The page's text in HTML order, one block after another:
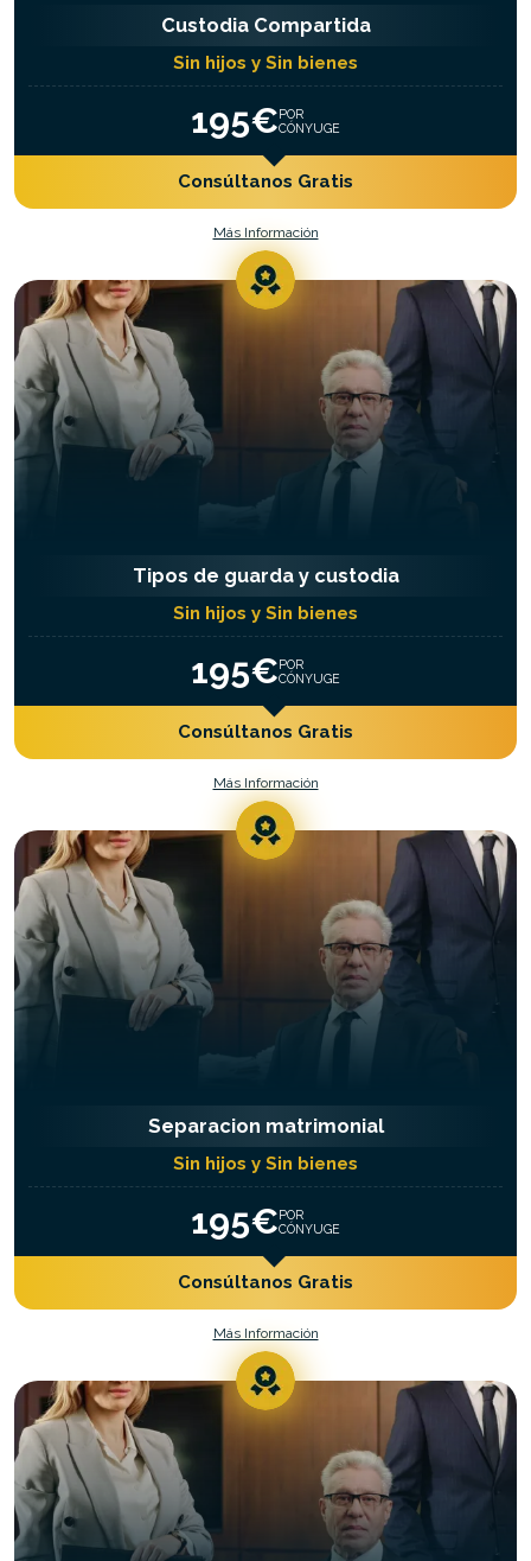
Custodia Compartida
Sin hijos y Sin bienes
195€POR
CÓNYUGE
Consúltanos Gratis
Más Información
Tipos de guarda y custodia
Sin hijos y Sin bienes
195€POR
CÓNYUGE
Consúltanos Gratis
Más Información
Separacion matrimonial
Sin hijos y Sin bienes
195€POR
CÓNYUGE
Consúltanos Gratis
Más Información